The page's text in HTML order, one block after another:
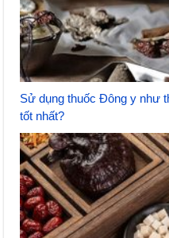
Sử dụng thuốc Đông y như
tốt nhất?